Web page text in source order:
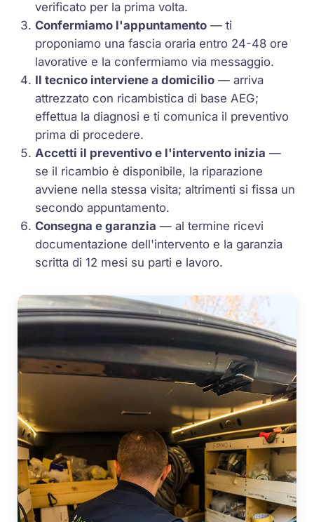
verificato per la prima volta.
Confermiamo l'appuntamento — ti
proponiamo una fascia oraria entro 24-48 ore
lavorative e la confermiamo via messaggio.
Il tecnico interviene a domicilio — arriva
attrezzato con ricambistica di base AEG;
effettua la diagnosi e ti comunica il preventivo
prima di procedere.
Accetti il preventivo e l'intervento inizia —
se il ricambio è disponibile, la riparazione
avviene nella stessa visita; altrimenti si fissa un
secondo appuntamento.
Consegna e garanzia — al termine ricevi
documentazione dell'intervento e la garanzia
scritta di 12 mesi su parti e lavoro.